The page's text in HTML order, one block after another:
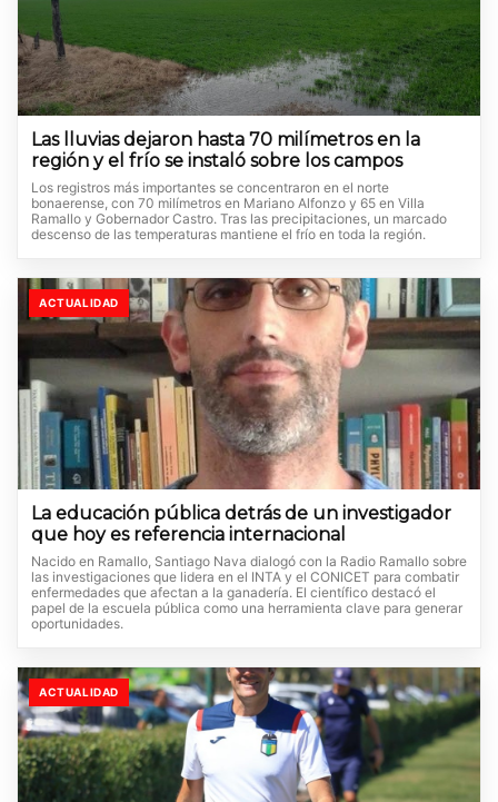
Las lluvias dejaron hasta 70 milímetros en la
región y el frío se instaló sobre los campos
Los registros más importantes se concentraron en el norte
bonaerense, con 70 milímetros en Mariano Alfonzo y 65 en Villa
Ramallo y Gobernador Castro. Tras las precipitaciones, un marcado
descenso de las temperaturas mantiene el frío en toda la región.
ACTUALIDAD
La educación pública detrás de un investigador
que hoy es referencia internacional
Nacido en Ramallo, Santiago Nava dialogó con la Radio Ramallo sobre
las investigaciones que lidera en el INTA y el CONICET para combatir
enfermedades que afectan a la ganadería. El científico destacó el
papel de la escuela pública como una herramienta clave para generar
oportunidades.
ACTUALIDAD